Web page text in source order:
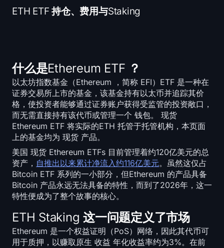
Bitcoin 美国国债
Solana 美国国债
Hyperliquid 美国国债
清算
所有清仓商品
BTC 热力图
ETH 热力图
SOL 热力图
HYPE 热力图
ETH ETF 持仓、费用与Staking
什么是Ethereum ETF ？
以太坊指数基金（Ethereum ，简称 EFI）ETF 是一种在
证券交易所上市的基金，该基金持有以太币并追踪其价
格，使投资者能够通过证券账户获得受监管的投资敞口，
而无需直接持有该代币或管理一个 钱包。 现货
Ethereum ETF 将实际的ETH 托管于托管机构，本页面
上的基金均为 现货 产品。
美国 现货 Ethereum ETFs 目前管理着约120亿美元的总
资产， 自推出以来累计净流入约116亿美元。虽然这仅占
Bitcoin ETF 系列的一小部分，但Ethereum 的产品具备
Bitcoin 产品永远无法具备的特性，而到了2026年，这一
特性便成为了整个故事的核心。
ETH Staking 这一问题定义了市场
Ethereum 是一个权益证明（PoS）网络，因此其代币可
用于质押，以赚取原生 收益 年化收益率约为3%。在前